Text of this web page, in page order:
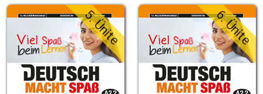
5. Ünite 6. Ünite